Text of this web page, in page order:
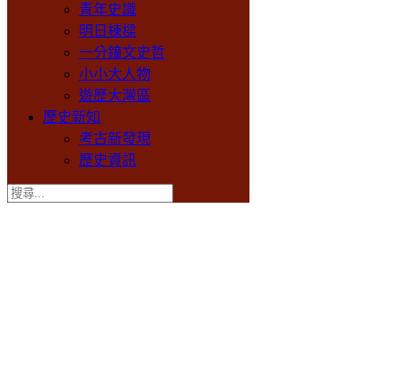
青年史識
明日棟樑
一分鐘文史哲
小小大人物
遊歷大灣區
歷史新知
考古新發現
歷史資訊